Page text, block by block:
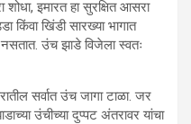
इमारत हा सुरक्षित आसरा
खिंडी सारख्या भागात
उंच झाडे विजेला स्वतः
सर्वात उंच जागा टाळा. जर
उंचीच्या दुप्पट अंतरावर यांचा